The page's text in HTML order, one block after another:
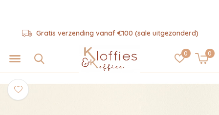
0 0
Gratis verzending vanaf €100 (sale uitgezonderd)